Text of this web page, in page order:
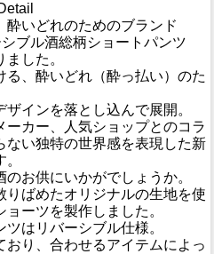
いどれのためのブランド
ブル酒総柄ショートパンツ
した。
、酔いどれ（酔っ払い）のた
インを落とし込んで展開。
カー、人気ショップとのコラ
ない独特の世界感を表現した新
お供にいかがでしょうか。
ばめたオリジナルの生地を使
ーツを製作しました。
はリバーシブル仕様。
り、合わせるアイテムによっ